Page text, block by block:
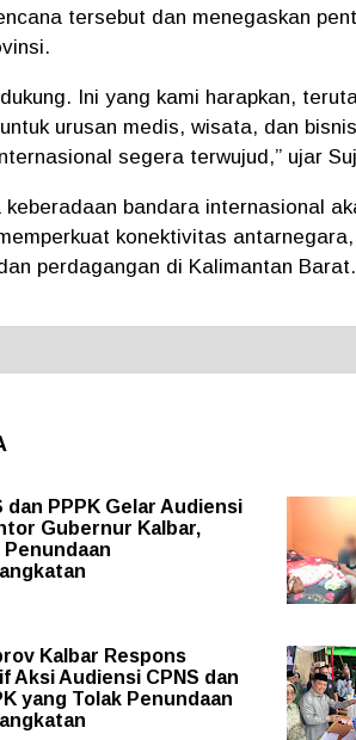
tersebut dan menegaskan
Ini yang kami harapkan,
urusan medis, wisata, dan
segera terwujud,” ujar
keberadaan bandara internasional
konektivitas
perdagangan di Kalimantan
dan PPPK Gelar Audiensi
Gubernur Kalbar,
Penundaan
Kalbar Respons
Aksi Audiensi CPNS dan
yang Tolak Penundaan